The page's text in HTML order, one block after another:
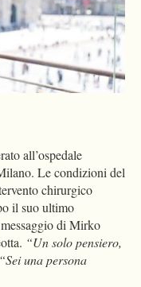
all’ospedale
Le condizioni del
chirurgico
il suo ultimo
di Mirko
“Un solo pensiero,
una persona